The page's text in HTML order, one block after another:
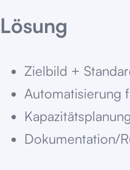
Lösung
Zielbild +
Automatisierung
Dokumentation/